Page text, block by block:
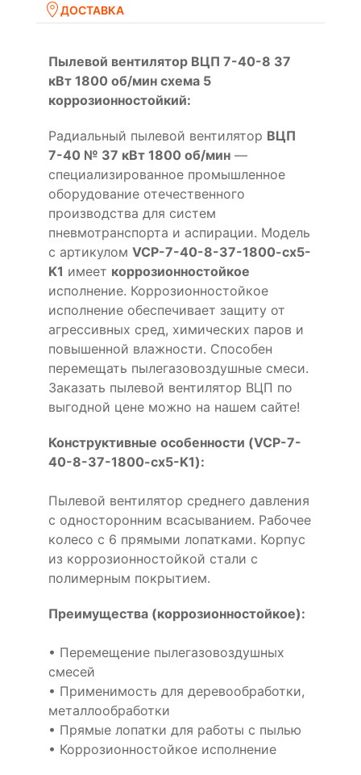
ДОСТАВКА
Пылевой вентилятор ВЦП 7-40-8 37
кВт 1800 об/мин схема 5
коррозионностойкий:
Радиальный пылевой вентилятор ВЦП
7-40 № 37 кВт 1800 об/мин —
специализированное промышленное
оборудование отечественного
производства для систем
пневмотранспорта и аспирации. Модель
с артикулом VCP-7-40-8-37-1800-cx5-
K1 имеет коррозионностойкое
исполнение. Коррозионностойкое
исполнение обеспечивает защиту от
агрессивных сред, химических паров и
повышенной влажности. Способен
перемещать пылегазовоздушные смеси.
Заказать пылевой вентилятор ВЦП по
выгодной цене можно на нашем сайте!
Конструктивные особенности (VCP-7-
40-8-37-1800-cx5-K1):
Пылевой вентилятор среднего давления
с односторонним всасыванием. Рабочее
колесо с 6 прямыми лопатками. Корпус
из коррозионностойкой стали с
полимерным покрытием.
Преимущества (коррозионностойкое):
• Перемещение пылегазовоздушных
смесей
• Применимость для деревообработки,
металлообработки
• Прямые лопатки для работы с пылью
• Коррозионностойкое исполнение